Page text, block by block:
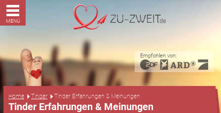
MENÜ
Empfohlen von:
Home Tinder Tinder Erfahrungen & Meinungen
Tinder Erfahrungen & Meinungen